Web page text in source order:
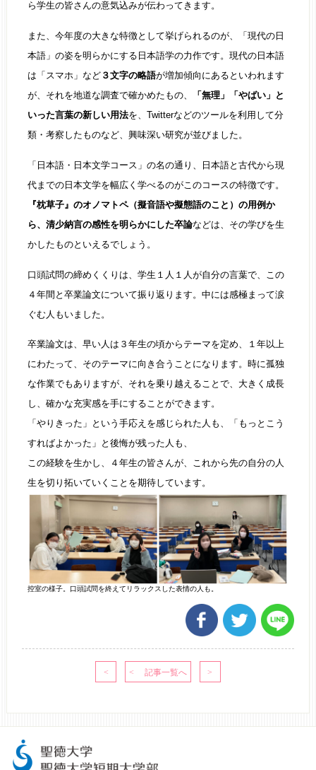
ら学生の皆さんの意気込みが伝わってきます。
また、今年度の大きな特徴として挙げられるのが、「現代の日
本語」の姿を明らかにする日本語学の力作です。現代の日本語
は「スマホ」など ３文字の略語が増加傾向にあるといわれます
が、それを地道な調査で確かめたもの、
「無理」「やばい」と
いった言葉の新しい用法を、Twitterなどのツールを利用して分
類・考察したものなど、興味深い研究が並びました。
「日本語・日本文学コース」の名の通り、日本語と古代から現
代までの日本文学を幅広く学べるのがこのコースの特徴です。
『枕草子』のオノマトペ（擬音語や擬態語のこと）の用例か
ら、清少納言の感性を明らかにした卒論などは、その学びを生
かしたものといえるでしょう。
口頭試問の締めくくりは、学生１人１人が自分の言葉で、この
４年間と卒業論文について振り返ります。中には感極まって涙
ぐむ人もいました。
卒業論文は、早い人は３年生の頃からテーマを定め、１年以上
にわたって、そのテーマに向き合うことになります。時に孤独
な作業でもありますが、それを乗り越えることで、大きく成長
し、確かな充実感を手にすることができます。
「やりきった」という手応えを感じられた人も、「もっとこう
すればよかった」と後悔が残った人も、
この経験を生かし、４年生の皆さんが、これから先の自分の人
生を切り拓いていくことを期待しています。
控室の様子。口頭試問を終えてリラックスした表情の人も。